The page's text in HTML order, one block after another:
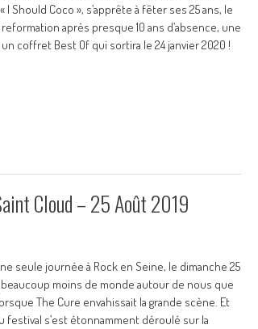
Should Coco », s’apprête à fêter ses 25 ans, le
après presque 10 ans d’absence, une
coffret Best Of qui sortira le 24 janvier 2020 !
Cloud – 25 Août 2019
seule journée à Rock en Seine, le dimanche 25
moins de monde autour de nous que
The Cure envahissait la grande scène. Et
festival s’est étonnamment déroulé sur la